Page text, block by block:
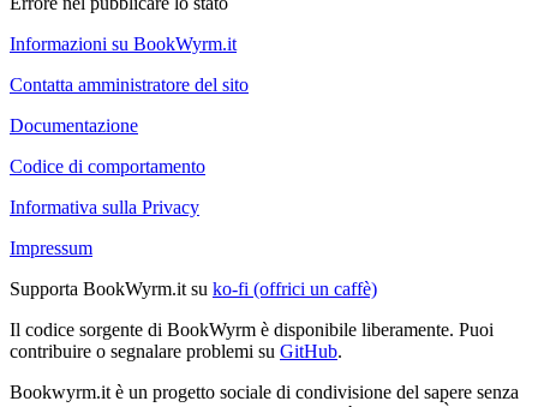
Informazioni su BookWyrm.it
Contatta amministratore del sito
Documentazione
Codice di comportamento
Informativa sulla Privacy
Impressum
Supporta BookWyrm.it su ko-fi (offrici un caffè)
Il codice sorgente di BookWyrm è disponibile liberamente. Puoi
contribuire o segnalare problemi su GitHub.
Bookwyrm.it è un progetto sociale di condivisione del sapere senza